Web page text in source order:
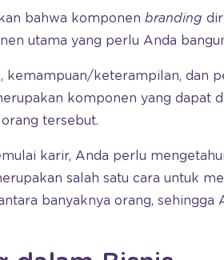
bahwa komponen branding
utama yang perlu Anda
kemampuan/keterampilan, dan
komponen yang dapat
tersebut.
karir, Anda perlu
salah satu cara untuk
banyaknya orang, sehingga